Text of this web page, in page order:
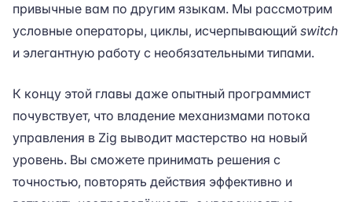
привычные вам по другим языкам. Мы рассмотрим
условные операторы, циклы, исчерпывающий switch
и элегантную работу с необязательными типами.
К концу этой главы даже опытный программист
почувствует, что владение механизмами потока
управления в Zig выводит мастерство на новый
уровень. Вы сможете принимать решения с
точностью, повторять действия эффективно и